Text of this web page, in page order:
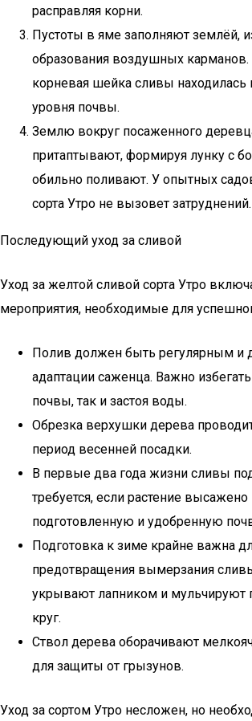
расправляя корни.
Пустоты в яме заполняют землёй,
образования воздушных
корневая шейка сливы
уровня почвы.
Землю вокруг посаженного
притаптывают, формируя лунку с
обильно поливают. У опытных
сорта Утро не вызовет затруднений.
Последующий уход за сливой
Уход за желтой сливой сорта Утро
мероприятия, необходимые для
Полив должен быть регулярным и
адаптации саженца. Важно
почвы, так и застоя воды.
Обрезка верхушки дерева
период весенней посадки.
В первые два года жизни сливы
требуется, если растение высажено
подготовленную и удобренную
Подготовка к зиме крайне важна
предотвращения вымерзания
укрывают лапником и мульчируют
круг.
Ствол дерева оборачивают
для защиты от грызунов.
Уход за сортом Утро несложен, но